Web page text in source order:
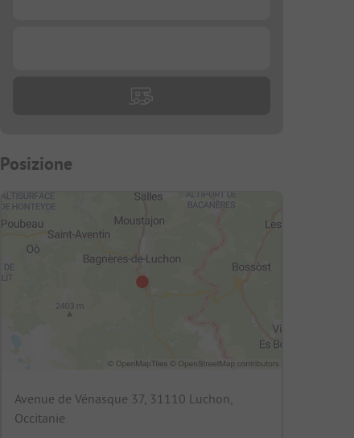
Posizione
Avenue de Vénasque 37, 31110 Luchon,
Occitanie